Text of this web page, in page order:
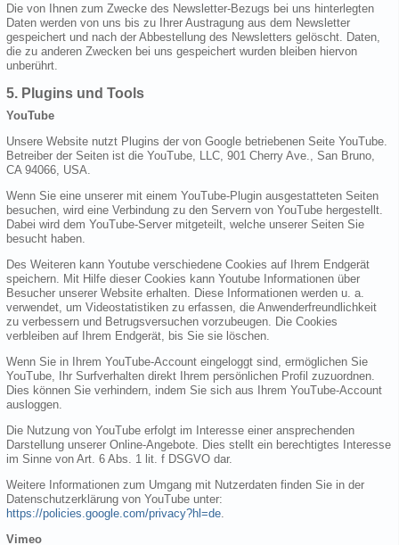
Die von Ihnen zum Zwecke des Newsletter-Bezugs bei uns hinterlegten
Daten werden von uns bis zu Ihrer Austragung aus dem Newsletter
gespeichert und nach der Abbestellung des Newsletters gelöscht. Daten,
die zu anderen Zwecken bei uns gespeichert wurden bleiben hiervon
unberührt.
5. Plugins und Tools
YouTube
Unsere Website nutzt Plugins der von Google betriebenen Seite YouTube.
Betreiber der Seiten ist die YouTube, LLC, 901 Cherry Ave., San Bruno,
CA 94066, USA.
Wenn Sie eine unserer mit einem YouTube-Plugin ausgestatteten Seiten
besuchen, wird eine Verbindung zu den Servern von YouTube hergestellt.
Dabei wird dem YouTube-Server mitgeteilt, welche unserer Seiten Sie
besucht haben.
Des Weiteren kann Youtube verschiedene Cookies auf Ihrem Endgerät
speichern. Mit Hilfe dieser Cookies kann Youtube Informationen über
Besucher unserer Website erhalten. Diese Informationen werden u. a.
verwendet, um Videostatistiken zu erfassen, die Anwenderfreundlichkeit
zu verbessern und Betrugsversuchen vorzubeugen. Die Cookies
verbleiben auf Ihrem Endgerät, bis Sie sie löschen.
Wenn Sie in Ihrem YouTube-Account eingeloggt sind, ermöglichen Sie
YouTube, Ihr Surfverhalten direkt Ihrem persönlichen Profil zuzuordnen.
Dies können Sie verhindern, indem Sie sich aus Ihrem YouTube-Account
ausloggen.
Die Nutzung von YouTube erfolgt im Interesse einer ansprechenden
Darstellung unserer Online-Angebote. Dies stellt ein berechtigtes Interesse
im Sinne von Art. 6 Abs. 1 lit. f DSGVO dar.
Weitere Informationen zum Umgang mit Nutzerdaten finden Sie in der
Datenschutzerklärung von YouTube unter:
https://policies.google.com/privacy?hl=de
Vimeo